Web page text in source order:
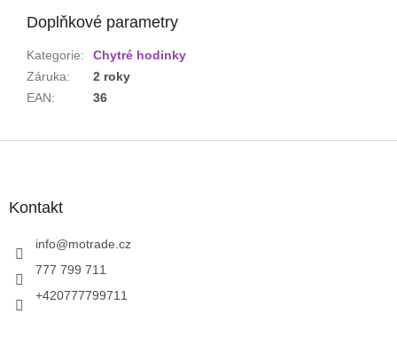
Doplňkové parametry
Kategorie:
Chytré hodinky
Záruka:
2 roky
EAN: 36
Kontakt
info@motrade.cz
777 799 711
+420777799711